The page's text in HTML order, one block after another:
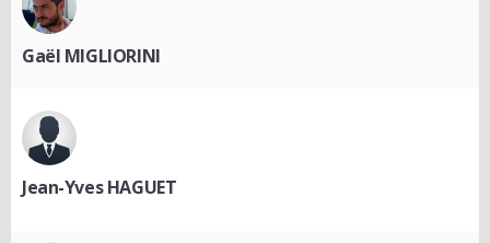
Gaël MIGLIORINI
Jean-Yves HAGUET